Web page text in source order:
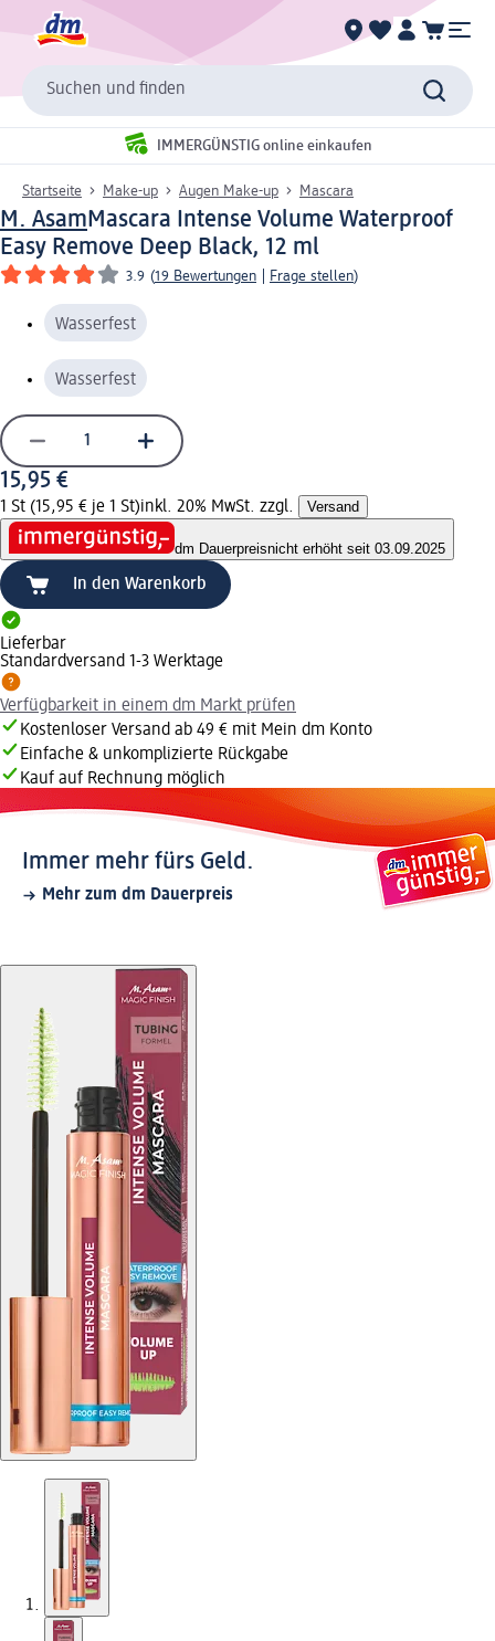
Suchen und finden
IMMERGÜNSTIG online einkaufen
Startseite Make-up Augen Make-up Mascara
M. AsamMascara Intense Volume Waterproof
Easy Remove Deep Black, 12 ml
3.9 (19 Bewertungen Frage stellen)
Wasserfest
Wasserfest
15,95 €
1 St (15,95 € je 1 St)inkl. 20% MwSt. zzgl. Versand
dm Dauerpreisnicht erhöht seit 03.09.2025
In den Warenkorb
Lieferbar
Standardversand 1-3 Werktage
Verfügbarkeit in einem dm Markt prüfen
Kostenloser Versand ab 49 € mit Mein dm Konto
Einfache & unkomplizierte Rückgabe
Kauf auf Rechnung möglich
Immer mehr fürs Geld.
Mehr zum dm Dauerpreis